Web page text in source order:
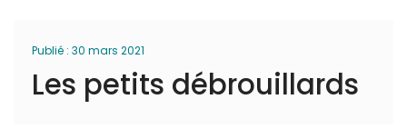
Publié : 30 mars 2021
Les petits débrouillards